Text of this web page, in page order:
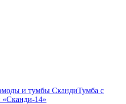
и тумбы СкандиТумба с
14»